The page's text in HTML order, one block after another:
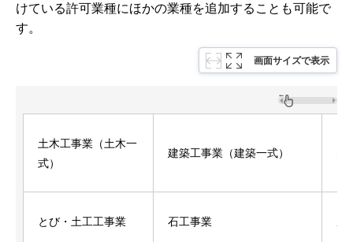
けている許可業種にほかの業種を追加することも可能で
す。
画面サイズで表示
土木工事業（土木一
式）
建築工事業（建築一式）
とび・土工工事業 石工事業